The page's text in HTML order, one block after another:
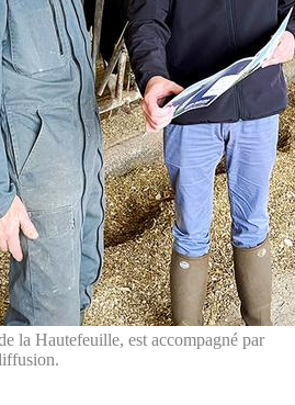
la Hautefeuille, est accompagné par